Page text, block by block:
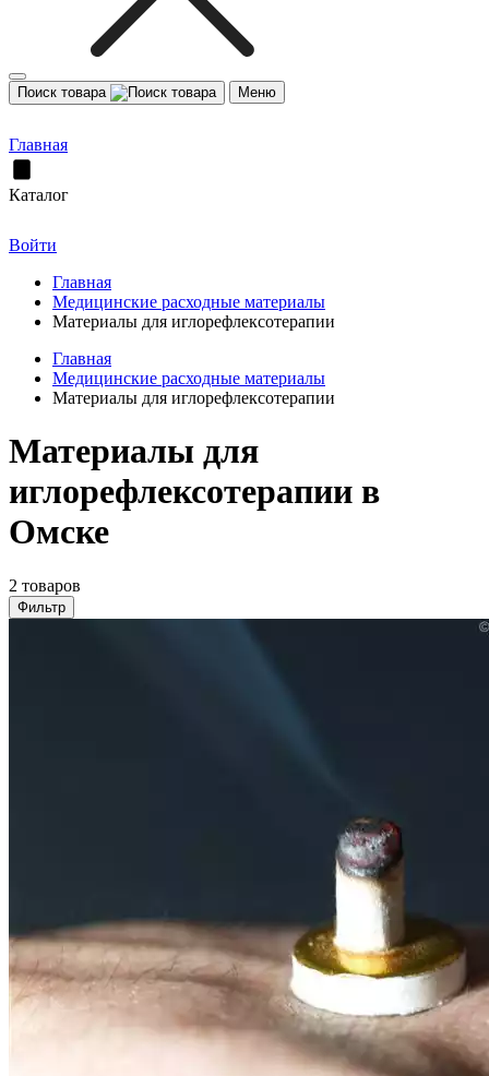
Поиск товара Меню
Главная
Каталог
Войти
Главная
Медицинские расходные материалы
Материалы для иглорефлексотерапии
Главная
Медицинские расходные материалы
Материалы для иглорефлексотерапии
Материалы для
иглорефлексотерапии в
Омске
2 товаров
Фильтр